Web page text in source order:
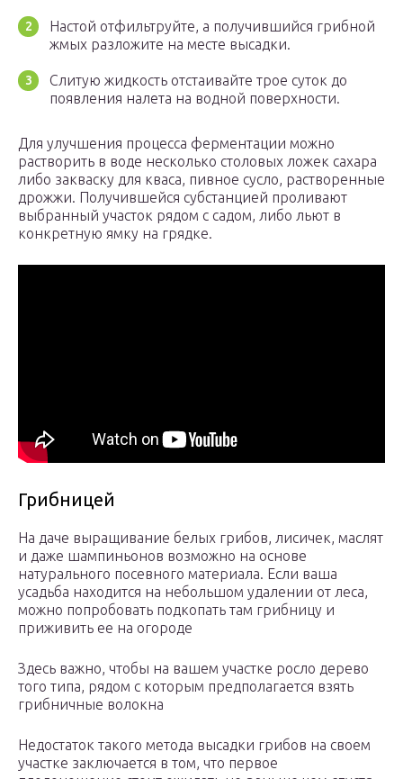
Настой отфильтруйте, а получившийся грибной
жмых разложите на месте высадки.
Слитую жидкость отстаивайте трое суток до
появления налета на водной поверхности.
Для улучшения процесса ферментации можно
растворить в воде несколько столовых ложек сахара
либо закваску для кваса, пивное сусло, растворенные
дрожжи. Получившейся субстанцией проливают
выбранный участок рядом с садом, либо льют в
конкретную ямку на грядке.
Грибницей
На даче выращивание белых грибов, лисичек, маслят
и даже шампиньонов возможно на основе
натурального посевного материала. Если ваша
усадьба находится на небольшом удалении от леса,
можно попробовать подкопать там грибницу и
приживить ее на огороде
Здесь важно, чтобы на вашем участке росло дерево
того типа, рядом с которым предполагается взять
грибничные волокна
Недостаток такого метода высадки грибов на своем
участке заключается в том, что первое